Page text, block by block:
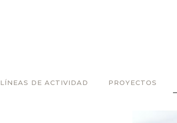
LÍNEAS DE ACTIVIDAD PROYECTOS